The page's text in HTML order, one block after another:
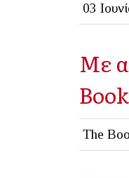
03
Με
The